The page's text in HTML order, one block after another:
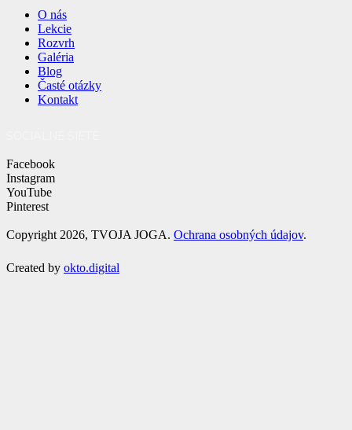
O nás
Lekcie
Rozvrh
Galéria
Blog
Časté otázky
Kontakt
Facebook
Instagram
YouTube
Pinterest
Copyright 2026, TVOJA JOGA. Ochrana osobných údajov.
Created by okto.digital